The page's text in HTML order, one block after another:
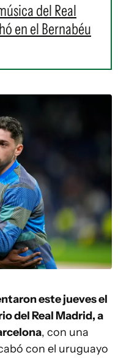
del Real
en el Bernabéu
este jueves el
del Real Madrid, a
, con una
con el uruguayo